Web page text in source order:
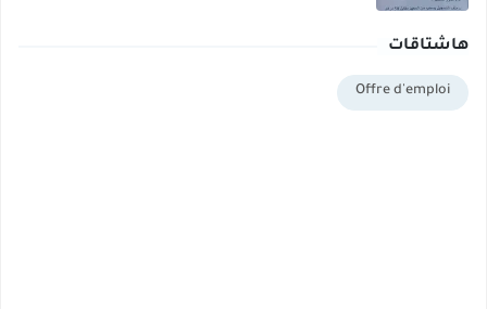
هاشتاقات
Offre d'emploi